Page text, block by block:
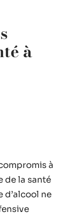
à
à
de la santé
d’alcool ne